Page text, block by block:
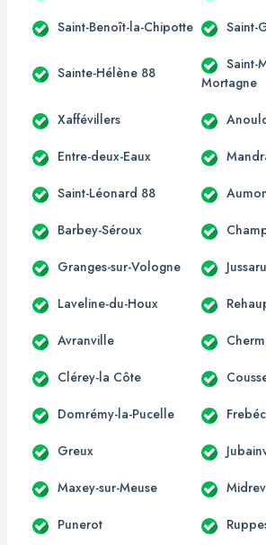
Saint-Benoît-la-Chipotte Saint-
Sainte-Hélène 88
Saint-
Mortagne
Xaffévillers
Entre-deux-Eaux
Saint-Léonard 88
Barbey-Séroux
Granges-sur-Vologne
Laveline-du-Houx
Avranville
Clérey-la Côte
Domrémy-la-Pucelle
Greux
Maxey-sur-Meuse
Punerot